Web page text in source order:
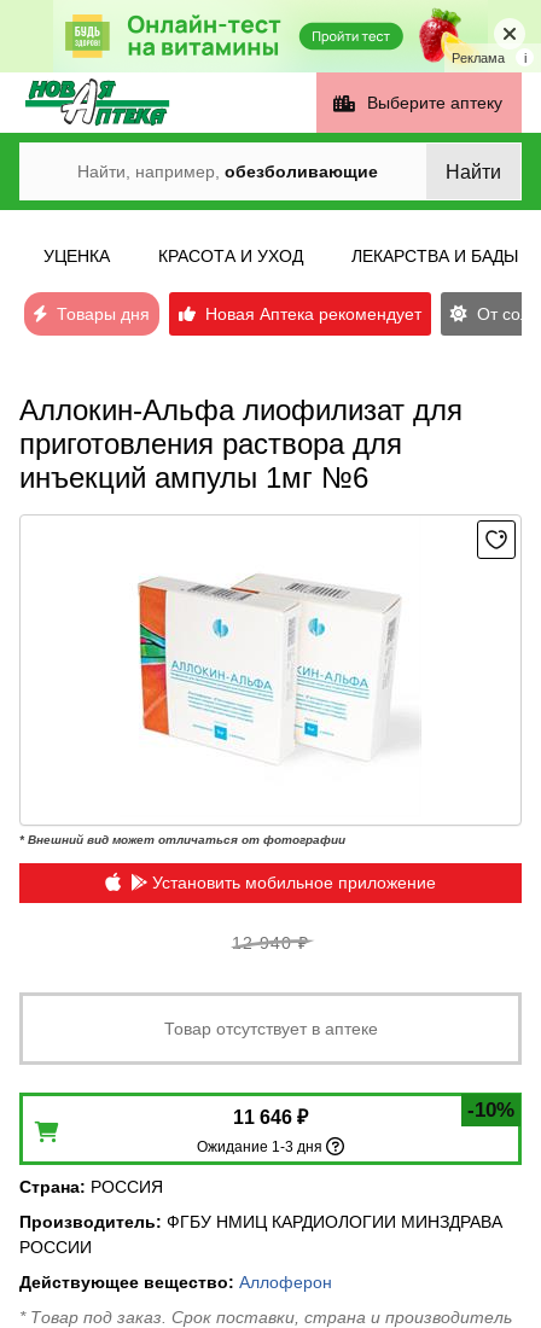
Реклама i
Выберите аптеку
Найти, например, обезболивающие Найти
УЦЕНКА КРАСОТА И УХОД ЛЕКАРСТВА И БАДЫ
Товары дня Новая Аптека рекомендует От
Аллокин-Альфа лиофилизат для
приготовления раствора для
инъекций ампулы 1мг №6
* Внешний вид может отличаться от фотографии
Установить мобильное приложение
12 940 ₽
Товар отсутствует в аптеке
-10%
11 646 ₽
Ожидание 1-3 дня
Страна: РОССИЯ
Производитель: ФГБУ НМИЦ КАРДИОЛОГИИ МИНЗДРАВА
РОССИИ
Действующее вещество: Аллоферон
* Товар под заказ. Срок поставки, страна и производитель